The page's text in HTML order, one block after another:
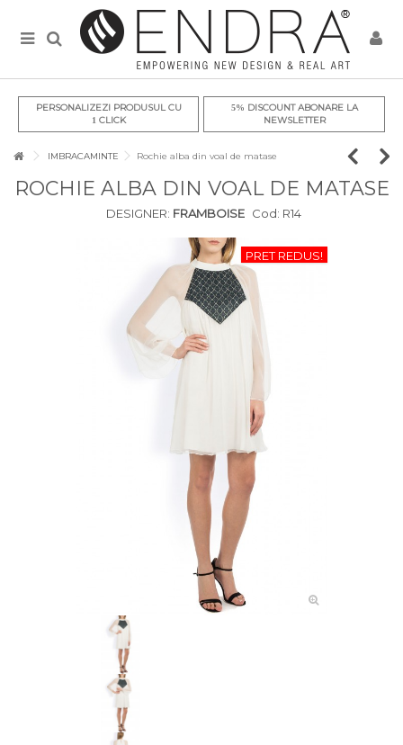
PERSONALIZEZI PRODUSUL CU
1CLICK
5% DISCOUNT ABONARE LA
NEWSLETTER
IMBRACAMINTE Rochie alba din voal de matase
ROCHIE ALBA DIN VOAL DE MATASE
DESIGNER: FRAMBOISE Cod: R14
PRET REDUS!